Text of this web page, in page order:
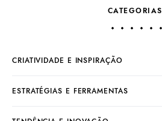
CATEGORIAS
CRIATIVIDADE E INSPIRAÇÃO
ESTRATÉGIAS E FERRAMENTAS